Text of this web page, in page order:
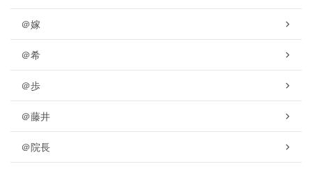
＠嫁
＠希
＠歩
＠藤井
＠院長